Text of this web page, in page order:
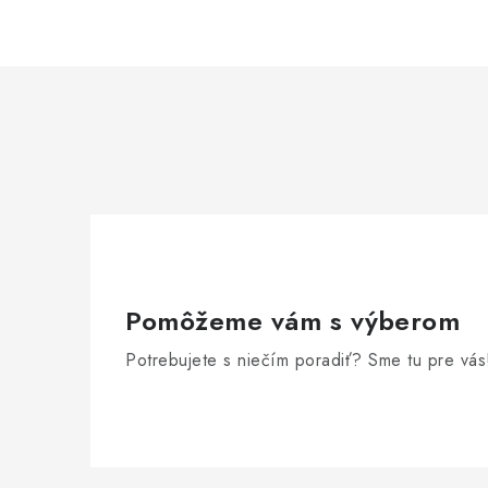
Pomôžeme vám s výberom
Potrebujete s niečím poradiť? Sme tu pre vás!